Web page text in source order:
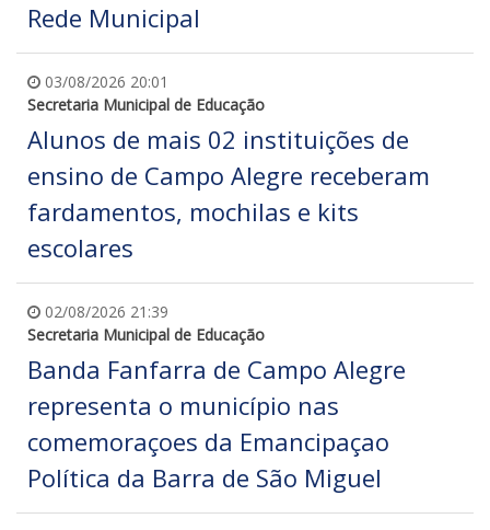
Rede Municipal
03/08/2026 20:01
Secretaria Municipal de Educação
Alunos de mais 02 instituições de
ensino de Campo Alegre receberam
fardamentos, mochilas e kits
escolares
02/08/2026 21:39
Secretaria Municipal de Educação
Banda Fanfarra de Campo Alegre
representa o município nas
comemoraçoes da Emancipaçao
Política da Barra de São Miguel